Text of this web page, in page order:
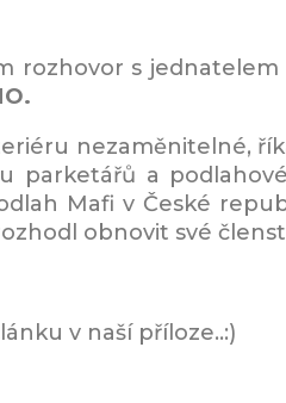
rozhovor s
nezaměnitelné,
parketářů a
Mafi v České
obnovit své
v naší příloze..:)